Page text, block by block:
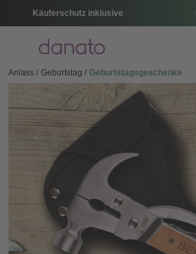
Käuferschutz inklusive
Menü
Anlass Geburtstag Geburtstagsgeschenke